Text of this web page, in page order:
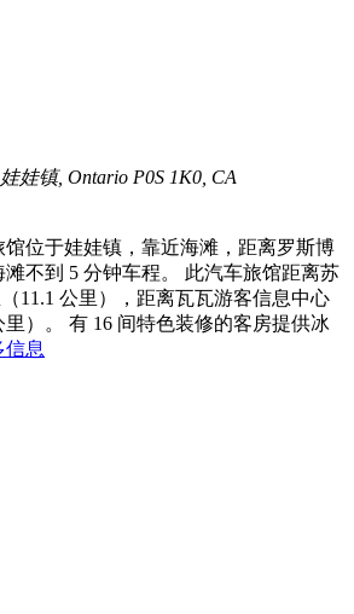
娃镇, Ontario P0S 1K0, CA
馆位于娃娃镇，靠近海滩，距离罗斯博
不到 5 分钟车程。 此汽车旅馆距离苏
11.1 公里），距离瓦瓦游客信息中心
里）。 有 16 间特色装修的客房提供冰
信息